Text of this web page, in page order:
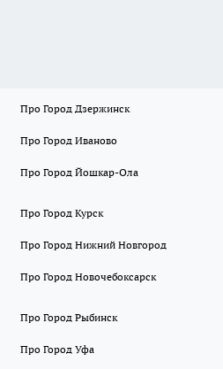
Про Город Дзержинск
Про Город Иваново
Про Город Йошкар-Ола
Про Город Курск
Про Город Нижний Новгород
Про Город Новочебоксарск
Про Город Рыбинск
Про Город Уфа